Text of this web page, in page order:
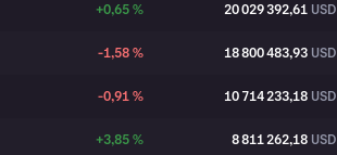
+0,65 % 20 029 392,61 USD
-1,58 % 18 800 483,93 USD
-0,91 % 10 714 233,18 USD
+3,85 % 8 811 262,18 USD